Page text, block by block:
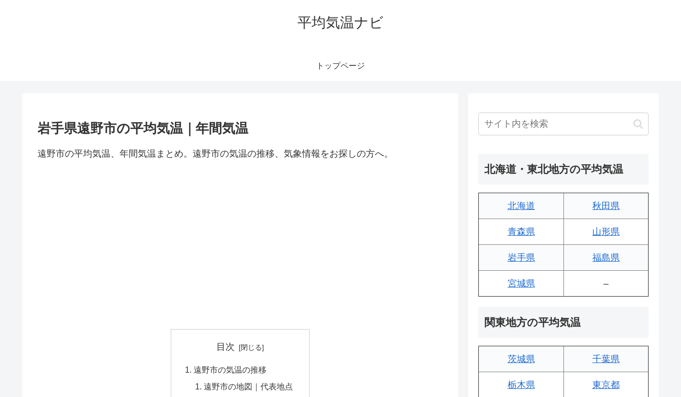
平均気温ナビ
トップページ
岩手県遠野市の平均気温｜年間気温
遠野市の平均気温、年間気温まとめ。遠野市の気温の推移、気象情報をお探しの方へ。
目次
遠野市の気温の推移
遠野市の地図｜代表地点
北海道・東北地方の平均気温
北海道 秋田県
青森県 山形県
岩手県 福島県
宮城県 –
関東地方の平均気温
茨城県 千葉県
栃木県 東京都